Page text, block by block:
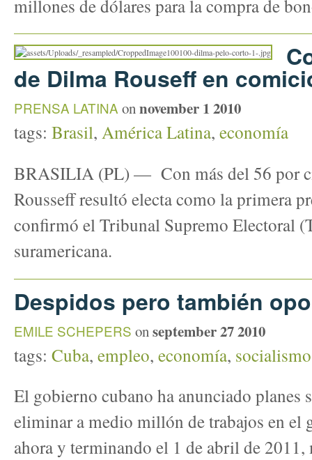
millones de dólares para la compra de
de Dilma Rouseff en
PRENSA LATINA onnovember 1 2010
tags: Brasil, América Latina, economía
BRASILIA (PL) — Con más del 56 por
Rousseff resultó electa como la primera
confirmó el Tribunal Supremo Electoral
suramericana.
Despidos pero también
EMILE SCHEPERS on september 27 2010
tags: Cuba, empleo, economía, socialismo
El gobierno cubano ha anunciado planes
eliminar a medio millón de trabajos en el
ahora y terminando el 1 de abril de 2011,